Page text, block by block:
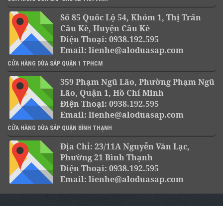
Số 85 Quốc Lộ 54, Khóm 1, Thị Trấn
Cầu Kè, Huyện Cầu Kè
Điện Thoại: 0938.192.595
Email: lienhe@aloduasap.com
CỬA HÀNG DỪA SÁP QUẬN 1 TPHCM
359 Phạm Ngũ Lão, Phường Phạm Ngũ
Lão, Quận 1, Hồ Chí Minh
Điện Thoại: 0938.192.595
Email: lienhe@aloduasap.com
CỬA HÀNG DỪA SÁP QUẬN BÌNH THẠNH
Địa Chỉ: 23/11A Nguyễn Văn Lạc,
Phường 21 Bình Thạnh
Điện Thoại: 0938.192.595
Email: lienhe@aloduasap.com